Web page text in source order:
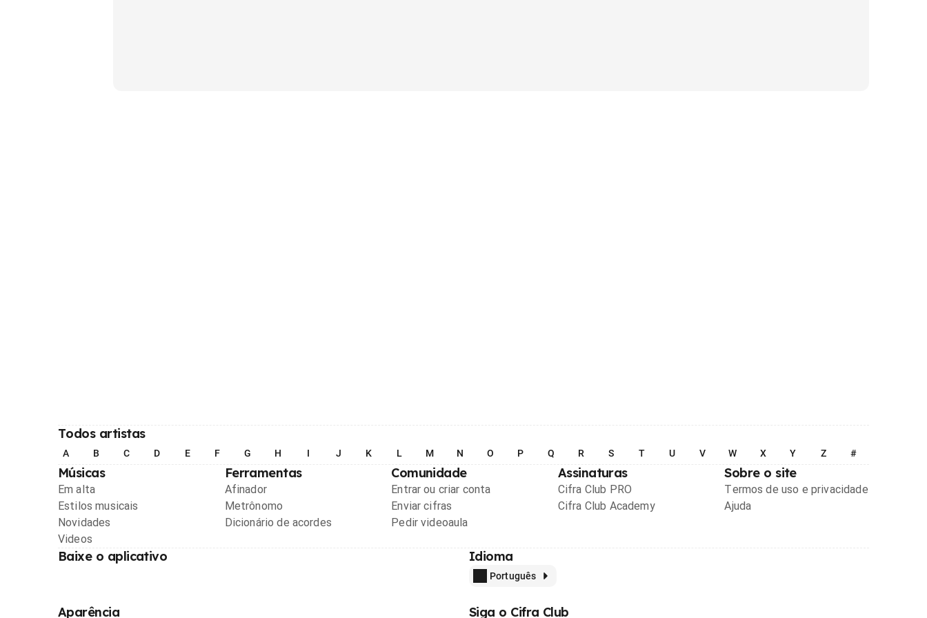
Todos artistas
A B C D E F G H I J K L M N O P Q R S T U V W X Y Z #
Músicas
Em alta
Estilos musicais
Novidades
Videos
Ferramentas
Afinador
Metrônomo
Dicionário de acordes
Comunidade
Entrar ou criar conta
Enviar cifras
Pedir videoaula
Assinaturas
Cifra Club PRO
Cifra Club Academy
Sobre o site
Termos de uso e privacidade
Ajuda
Baixe o aplicativo Idioma
Português
Aparência Siga o Cifra Club